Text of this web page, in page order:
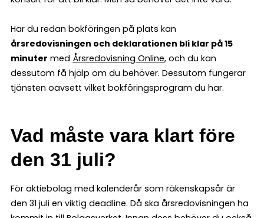
Har du redan bokföringen på plats kan
årsredovisningen och deklarationen bli klar på 15
minuter med Årsredovisning Online, och du kan
dessutom få hjälp om du behöver. Dessutom fungerar
tjänsten oavsett vilket bokföringsprogram du har.
Vad måste vara klart före
den 31 juli?
För aktiebolag med kalenderår som räkenskapsår är
den 31 juli en viktig deadline. Då ska årsredovisningen ha